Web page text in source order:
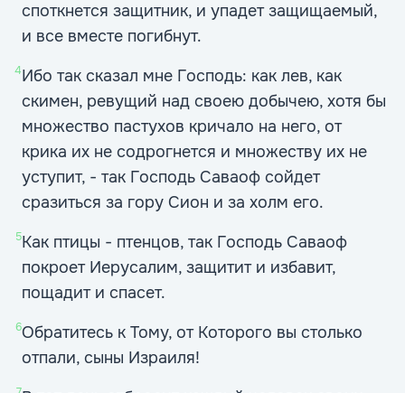
споткнется защитник, и упадет защищаемый,
и все вместе погибнут.
4Ибо так сказал мне Господь: как лев, как
скимен, ревущий над своею добычею, хотя бы
множество пастухов кричало на него, от
крика их не содрогнется и множеству их не
уступит, - так Господь Саваоф сойдет
сразиться за гору Сион и за холм его.
5Как птицы - птенцов, так Господь Саваоф
покроет Иерусалим, защитит и избавит,
пощадит и спасет.
6Обратитесь к Тому, от Которого вы столько
отпали, сыны Израиля!